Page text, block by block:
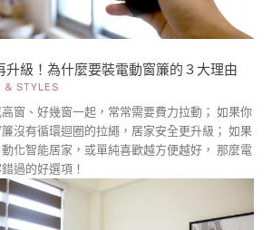
升級！為什麼要裝電動窗簾的３大理由
& STYLES
窗、好幾窗一起，常常需要費力拉動； 如果你
沒有循環迴圈的拉繩，居家安全更升級； 如果
化智能居家，或單純喜歡越方便越好， 那麼電
過的好選項！